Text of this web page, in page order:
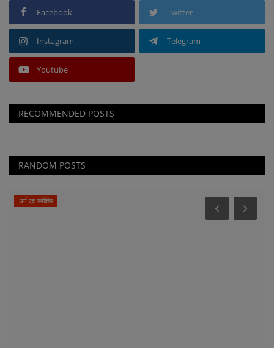
Facebook Twitter
Instagram Telegram
Youtube
RECOMMENDED POSTS
RANDOM POSTS
धर्म एवं ज्योतिष